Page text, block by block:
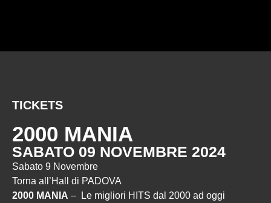
2000 MANIA
SABATO 09 NOVEMBRE 2024
Sabato 9 Novembre
Torna all’Hall di PADOVA
2000 MANIA – Le migliori HITS dal 2000 ad oggi
TICKETS